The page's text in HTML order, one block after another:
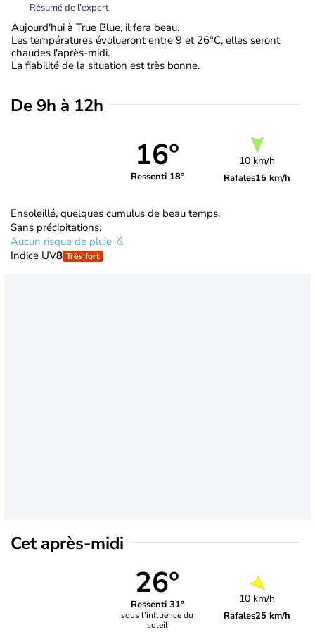
Résumé de l’expert
Aujourd'hui à True Blue, il fera beau.
Les températures évolueront entre 9 et 26°C, elles seront
chaudes l'après-midi.
La fiabilité de la situation est très bonne.
De 9h à 12h
16°
Ressenti 18°
10 km/h
Rafales15 km/h
Ensoleillé, quelques cumulus de beau temps.
Sans précipitations.
Aucun risque de pluie
Indice UV8 Très fort
Cet après-midi
26°
Ressenti 31°
sous l’influence du
soleil
10 km/h
Rafales25 km/h